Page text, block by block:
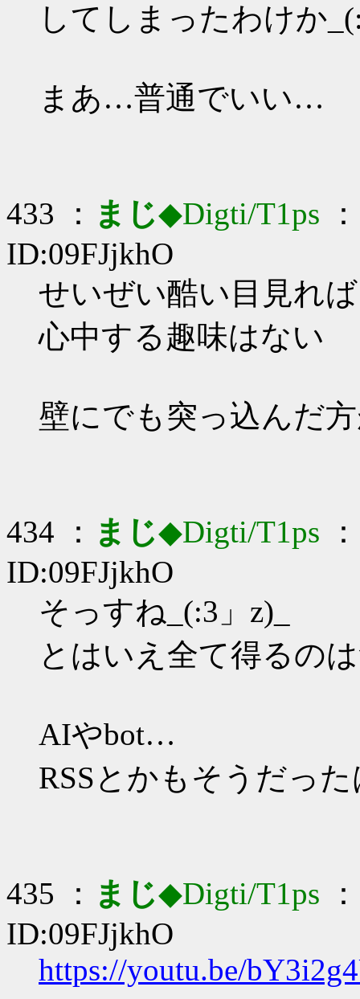
してしまったわけか
まあ…普通でいい…
433 ： まじ◆Digti/T1ps
ID:09FJjkhO
せいぜい酷い目見れ
心中する趣味はない
壁にでも突っ込んだ
434 ： まじ◆Digti/T1ps
ID:09FJjkhO
そっすね_(:3」z)_
とはいえ全て得るの
AIやbot…
RSSとかもそうだっ
435 ： まじ◆Digti/T1ps
ID:09FJjkhO
https://youtu.be/